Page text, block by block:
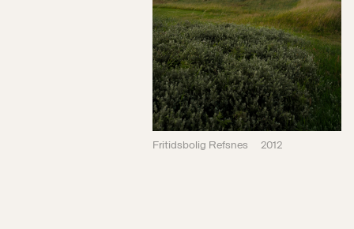
Fritidsbolig Refsnes 2012